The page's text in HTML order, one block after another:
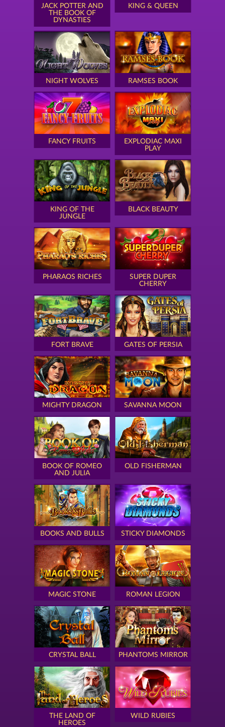
JACK POTTER AND
THE BOOK OF
DYNASTIES
KING & QUEEN
NIGHT WOLVES RAMSES BOOK
FANCY FRUITS
EXPLODIAC MAXI
PLAY
KING OF THE
JUNGLE
BLACK BEAUTY
PHARAOS RICHES
SUPER DUPER
CHERRY
FORT BRAVE GATES OF PERSIA
MIGHTY DRAGON SAVANNA MOON
BOOK OF ROMEO
AND JULIA
OLD FISHERMAN
BOOKS AND BULLS STICKY DIAMONDS
MAGIC STONE ROMAN LEGION
CRYSTAL BALL PHANTOMS MIRROR
THE LAND OF
HEROES
WILD RUBIES